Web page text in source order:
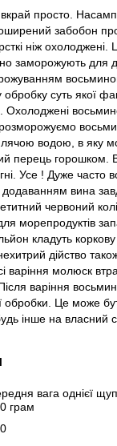
просто.
забобон
ніж охолоджені.
заморожують для
обробку суть якої
Охолоджені
водою, в яку
перець горошком.
Усе ! Дуже часто
додаванням вина
червоний
морепродуктів
кладуть коркову
дійство
варіння молюск
варіння
обробки. Це може
інше на власний
вага однієї
грам